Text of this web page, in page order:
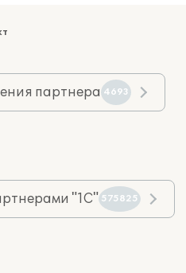
партнера 4693
"1С" 575825